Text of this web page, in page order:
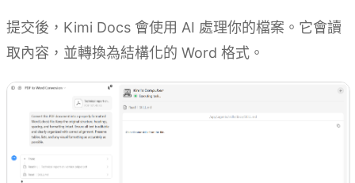
提交後，Kimi Docs 會使用 AI 處理你的檔案。它會讀
取內容，並轉換為結構化的 Word 格式。